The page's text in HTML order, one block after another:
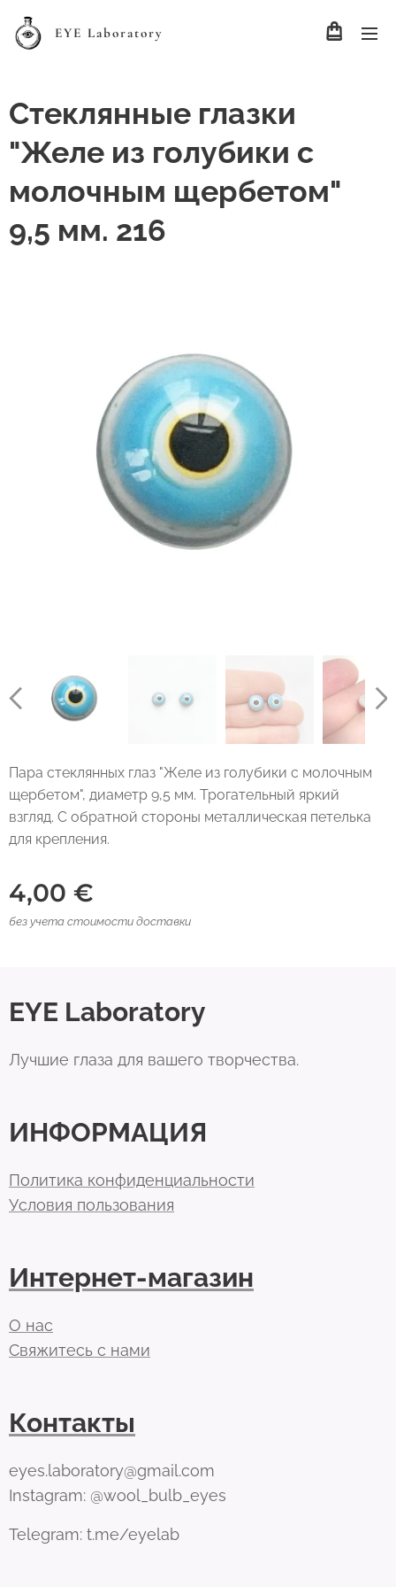
EYE Laboratory
Стеклянные глазки
"Желе из голубики с
молочным щербетом"
9,5 мм. 216
Пара стеклянных глаз "Желе из голубики с молочным
щербетом", диаметр 9,5 мм. Трогательный яркий
взгляд. С обратной стороны металлическая петелька
для крепления.
4,00 €
без учета стоимости доставки
EYE Laboratory
Лучшие глаза для вашего творчества.
ИНФОРМАЦИЯ
Политика конфиденциальности
Условия пользования
Интернет-магазин
О нас
Свяжитесь с нами
Контакты
eyes.laboratory@gmail.com
Instagram: @wool_bulb_eyes
Telegram: t.me/eyelab